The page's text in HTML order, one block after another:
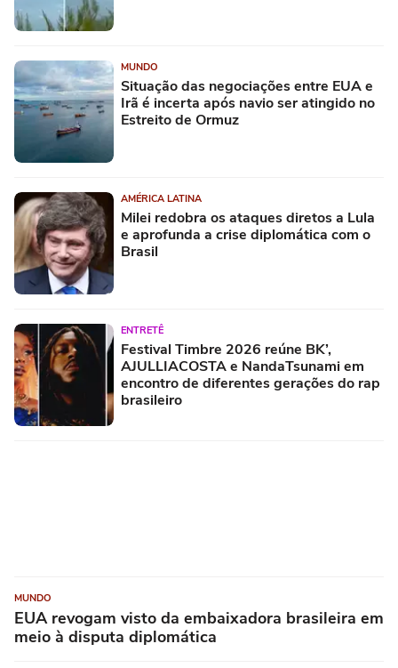
MUNDO
Situação das negociações entre EUA e
Irã é incerta após navio ser atingido no
Estreito de Ormuz
AMÉRICA LATINA
Milei redobra os ataques diretos a Lula
e aprofunda a crise diplomática com o
Brasil
ENTRETÊ
Festival Timbre 2026 reúne BK’,
AJULLIACOSTA e NandaTsunami em
encontro de diferentes gerações do rap
brasileiro
MUNDO
EUA revogam visto da embaixadora brasileira em
meio à disputa diplomática